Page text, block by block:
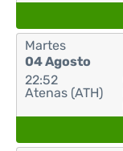
Martes
04 Agosto
22:52
Atenas (ATH)